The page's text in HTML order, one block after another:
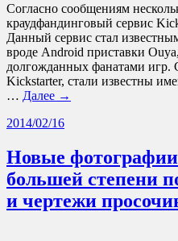
Согласно сообщениям
краудфандинговый сервис
Данный сервис стал
вроде Android приставки
долгожданных фанатами игр.
Kickstarter, стали известны
… Далее →
2014/02/16
Новые
большей степени
и чертежи